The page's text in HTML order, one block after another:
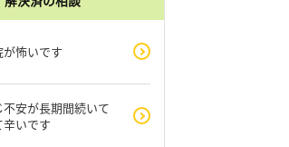
が怖いです
不安が長期間続いて
辛いです